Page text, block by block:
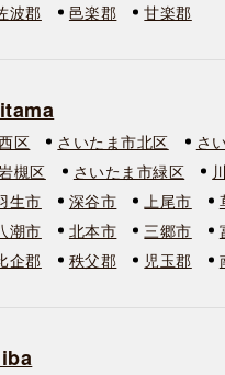
波郡 邑楽郡 甘楽郡
区 さいたま市北区 さ
槻区
さいたま市緑区
生市 深谷市 上尾市
潮市 北本市 三郷市
企郡 秩父郡 児玉郡